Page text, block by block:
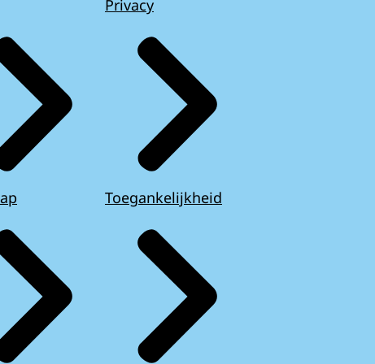
Privacy
Toegankelijkheid